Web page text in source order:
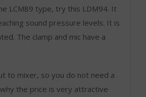
LCM89 type, try this LDM94. It
sound pressure levels. It is
The clamp and mic have a
to mixer, so you do not need a
the price is very attractive